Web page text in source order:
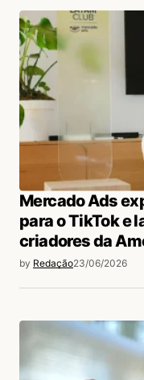
Mercado Ads
para o TikTok e
criadores da
by Redação23/06/2026